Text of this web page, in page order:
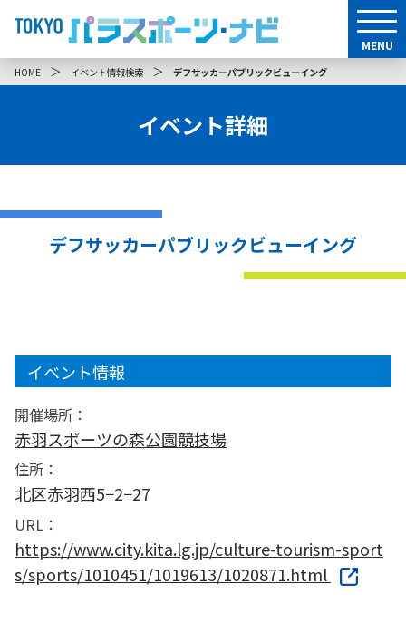
MENU
HOME ＞ イベント情報検索 ＞ デフサッカーパブリックビューイング
イベント詳細
デフサッカーパブリックビューイング
イベント情報
開催場所：
赤羽スポーツの森公園競技場
住所：
北区赤羽西5−2−27
URL：
https://www.city.kita.lg.jp/culture-tourism-sport
s/sports/1010451/1019613/1020871.html